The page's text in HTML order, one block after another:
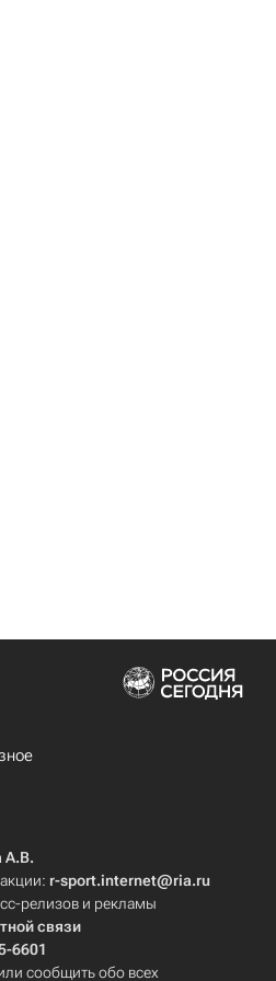
А.В.
r-sport.internet@ria.ru
релизов и рекламы
связи
6601
сообщить обо всех